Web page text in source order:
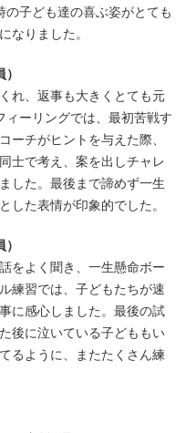
子ども達の喜ぶ姿がとても
なりました。
れ、返事も大きくとても元
ーリングでは、最初苦戦す
ーチがヒントを与えた際、
士で考え、案を出しチャレ
した。最後まで諦めず一生
した表情が印象的でした。
をよく聞き、一生懸命ボー
練習では、子どもたちが速
に感心しました。最後の試
後に泣いている子どももい
るように、またたくさん練